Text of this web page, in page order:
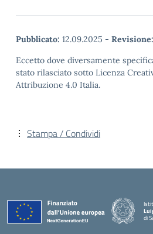
Pubblicato: 12.09.2025 - Revisione:
Eccetto dove diversamente
stato rilasciato sotto Licenza
Attribuzione 4.0 Italia.
Stampa / Condividi
di